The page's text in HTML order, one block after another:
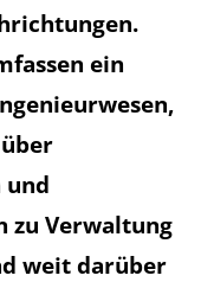
ein
und
zu Verwaltung
weit darüber